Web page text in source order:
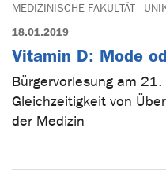
MEDIZINISCHE FAKULTÄT
18.01.2019
Vitamin D: Mode
Bürgervorlesung am
Gleichzeitigkeit von
der Medizin